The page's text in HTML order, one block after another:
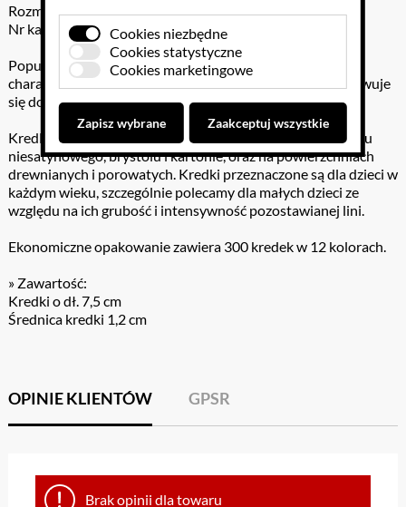
Rozmiar: .
Nr katalogowy: 305-2401
Popularne wśród dzieci z uwagi na łatwość rysowania i
charakterystyczną kreskę. Krótka kredka idealnie dopasowuje
się do ręki małego dziecka,
Kredki mogą być używane na wszystkich rodzajach papieru
niesatynowego, brystolu i kartonie, oraz na powierzchniach
drewnianych i porowatych. Kredki przeznaczone są dla dzieci w
każdym wieku, szczególnie polecamy dla małych dzieci ze
względu na ich grubość i intensywność pozostawianej lini.
Ekonomiczne opakowanie zawiera 300 kredek w 12 kolorach.
» Zawartość:
Kredki o dł. 7,5 cm
Średnica kredki 1,2 cm
OPINIE KLIENTÓW GPSR
Brak opinii dla towaru
Cookies niezbędne
Cookies statystyczne
Cookies marketingowe
Zapisz wybrane Zaakceptuj wszystkie